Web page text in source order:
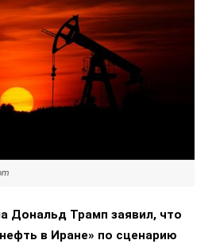
Дональд Трамп заявил, что
в Иране» по сценарию